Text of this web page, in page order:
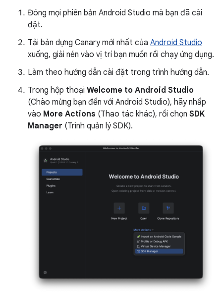
Đóng mọi phiên bản Android Studio mà bạn đã cài
đặt.
Tải bản dựng Canary mới nhất của Android Studio
xuống, giải nén vào vị trí bạn muốn rồi chạy ứng dụng.
Làm theo hướng dẫn cài đặt trong trình hướng dẫn.
Trong hộp thoại Welcome to Android Studio
(Chào mừng bạn đến với Android Studio), hãy nhấp
vào More Actions (Thao tác khác), rồi chọn SDK
Manager (Trình quản lý SDK).